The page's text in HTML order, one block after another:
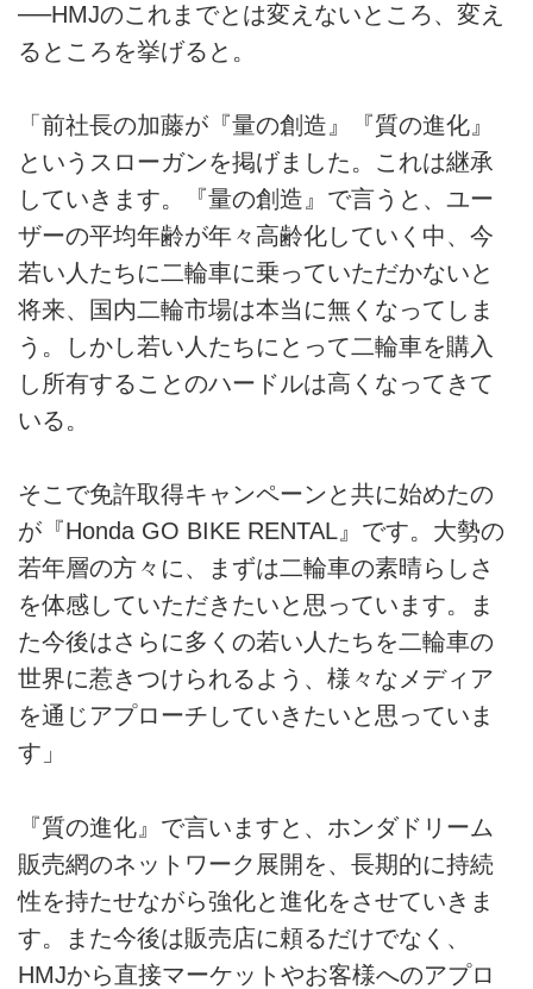
──HMJのこれまでとは変えないところ、変え
るところを挙げると。
「前社長の加藤が『量の創造』『質の進化』
というスローガンを掲げました。これは継承
していきます。『量の創造』で言うと、ユー
ザーの平均年齢が年々高齢化していく中、今
若い人たちに二輪車に乗っていただかないと
将来、国内二輪市場は本当に無くなってしま
う。しかし若い人たちにとって二輪車を購入
し所有することのハードルは高くなってきて
いる。
そこで免許取得キャンペーンと共に始めたの
が『Honda GO BIKE RENTAL』です。大勢の
若年層の方々に、まずは二輪車の素晴らしさ
を体感していただきたいと思っています。ま
た今後はさらに多くの若い人たちを二輪車の
世界に惹きつけられるよう、様々なメディア
を通じアプローチしていきたいと思っていま
す」
『質の進化』で言いますと、ホンダドリーム
販売網のネットワーク展開を、長期的に持続
性を持たせながら強化と進化をさせていきま
す。また今後は販売店に頼るだけでなく、
HMJから直接マーケットやお客様へのアプロ